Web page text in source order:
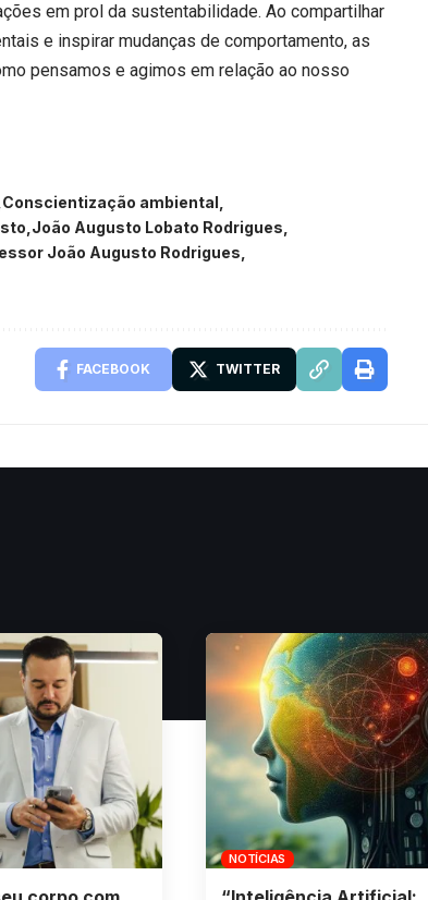
em prol da sustentabilidade. Ao compartilhar
e inspirar mudanças de comportamento, as
pensamos e agimos em relação ao nosso
Conscientização ambiental
João Augusto Lobato Rodrigues
João Augusto Rodrigues
FACEBOOK TWITTER
NOTÍCIAS